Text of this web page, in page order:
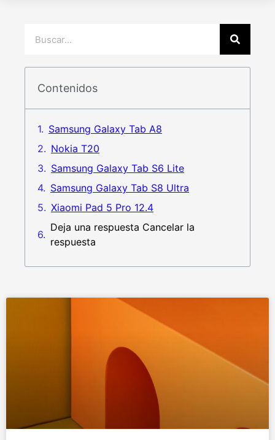
Contenidos
Samsung Galaxy Tab A8
Nokia T20
Samsung Galaxy Tab S6 Lite
Samsung Galaxy Tab S8 Ultra
Xiaomi Pad 5 Pro 12.4
Deja una respuesta Cancelar la
respuesta